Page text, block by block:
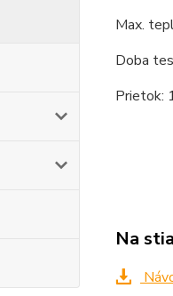
Max.
Doba
Prietok:
Na